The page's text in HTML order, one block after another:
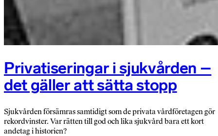
Privatiseringar i sjukvården –
det gäller att sätta stopp
Sjukvården försämras samtidigt som de privata vårdföretagen gör
rekordvinster. Var rätten till god och lika sjukvård bara ett kort
andetag i historien?